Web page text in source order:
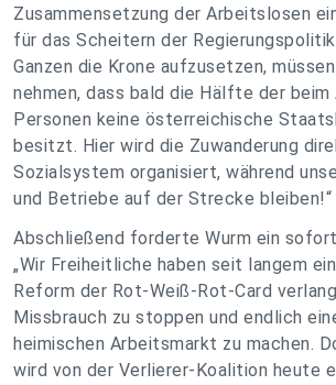
Zusammensetzung der Arbeitslosen
für das Scheitern der
Ganzen die Krone aufzusetzen,
nehmen, dass bald die Hälfte der
Personen keine österreichische
besitzt. Hier wird die Zuwanderung
Sozialsystem organisiert, während
und Betriebe auf der Strecke bleiben!“
Abschließend forderte Wurm ein
„Wir Freiheitliche haben seit langem
Reform der Rot-Weiß-Rot-Card
Missbrauch zu stoppen und endlich
heimischen Arbeitsmarkt zu machen.
wird von der Verlierer-Koalition heute